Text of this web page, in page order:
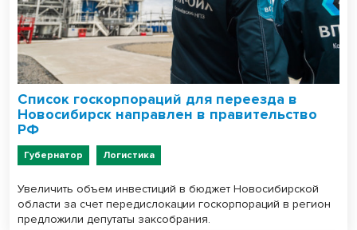
Список госкорпораций для переезда в
Новосибирск направлен в правительство
РФ
Губернатор Логистика
Увеличить объем инвестиций в бюджет Новосибирской
области за счет передислокации госкорпораций в регион
предложили депутаты заксобрания.